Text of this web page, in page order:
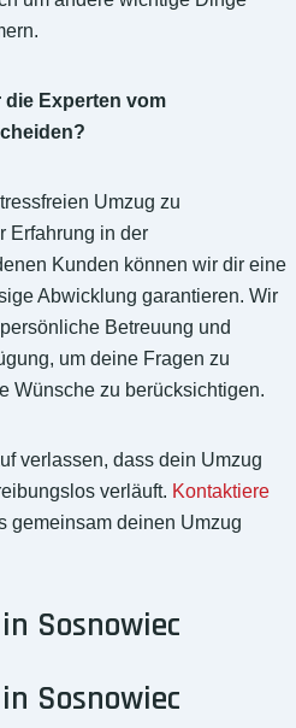
Experten vom
Umzug zu
Erfahrung in der
Kunden können wir dir eine
Abwicklung garantieren. Wir
Betreuung und
um deine Fragen zu
Wünsche zu berücksichtigen.
verlassen, dass dein Umzug
verläuft. Kontaktiere
gemeinsam deinen Umzug
Sosnowiec
Sosnowiec